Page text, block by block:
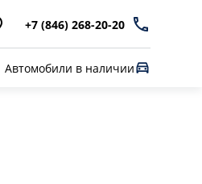
+7 (846) 268-20-20
Автомобили в наличии